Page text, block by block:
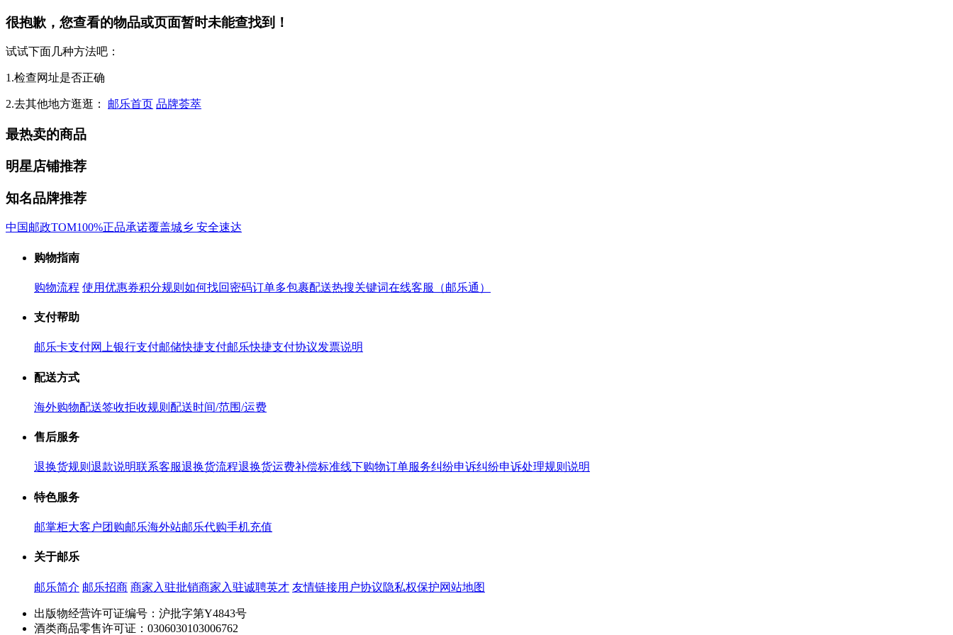
很抱歉，您查看的物品或页面暂时未能查找到！
试试下面几种方法吧：
1.检查网址是否正确
2.去其他地方逛逛： 邮乐首页 品牌荟萃
最热卖的商品
明星店铺推荐
知名品牌推荐
中国邮政TOM100%正品承诺覆盖城乡 安全速达
购物指南
购物流程 使用优惠券积分规则 如何找回密码订单多包裹配送热搜关键词在线客服（邮乐通）
支付帮助
邮乐卡支付网上银行支付邮储快捷支付邮乐快捷支付协议发票说明
配送方式
海外购物配送签收拒收规则 配送时间/范围/运费
售后服务
退换货规则 退款说明联系客服退换货流程退换货运费补偿标准线下购物订单服务纠纷申诉纠纷申诉处理规则说明
特色服务
邮掌柜大客户团购邮乐海外站邮乐代购手机充值
关于邮乐
邮乐简介 邮乐招商 商家入驻批销商家入驻诚聘英才 友情链接用户协议隐私权保护网站地图
出版物经营许可证编号：沪批字第Y4843号
酒类商品零售许可证：0306030103006762